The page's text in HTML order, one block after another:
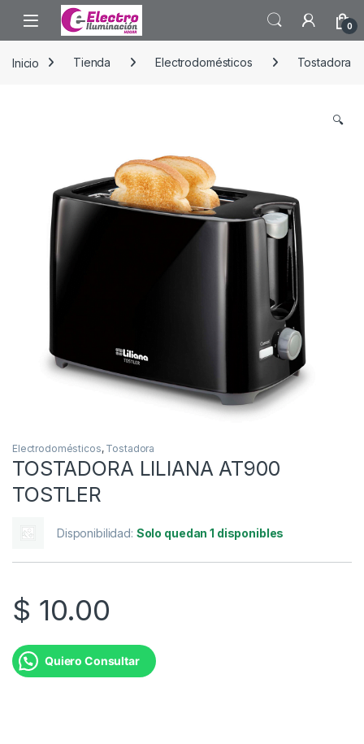
Saltar a la navegación
Saltar al contenido
0
Inicio Tienda Electrodomésticos Tostadora
🔍
Electrodomésticos, Tostadora
TOSTADORA LILIANA AT900
TOSTLER
Disponibilidad: Solo quedan 1 disponibles
$ 10.00
Quiero Consultar